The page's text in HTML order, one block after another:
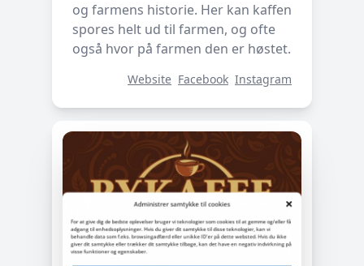
og farmens historie. Her kan kaffen
spores helt ud til farmen, og ofte
også hvor på farmen den er høstet.
Website Facebook Instagram